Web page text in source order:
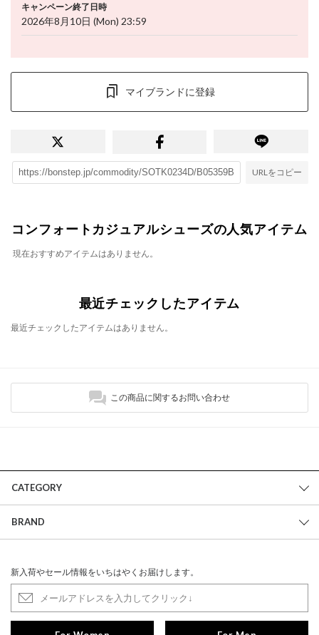
キャンペーン終了日時
2026年8月10日 (Mon) 23:59
マイブランドに登録
URLをコピー
コンフォートカジュアルシューズの人気アイテム
現在おすすめアイテムはありません。
最近チェックしたアイテム
最近チェックしたアイテムはありません。
この商品に関するお問い合わせ
CATEGORY
BRAND
新入荷やセール情報をいちはやくお届けします。